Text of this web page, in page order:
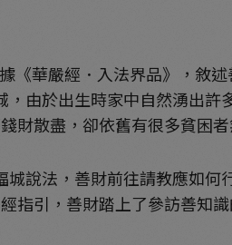
《華嚴經．入法界品》，敘
，由於出生時家中自然湧出許
財散盡，卻依舊有很多貧困
城說法，善財前往請教應如何
經指引，善財踏上了參訪善知識